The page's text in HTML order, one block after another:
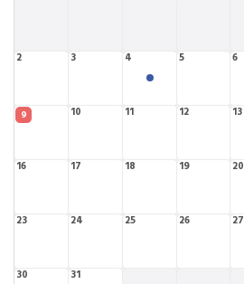
2 3 4 5 6
9 10 11 12 13
16 17 18 19 20
23 24 25 26 27
30 31